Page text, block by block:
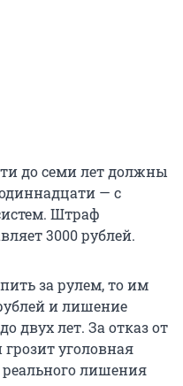
до семи лет должны
— с
Штраф
3000 рублей.
за рулем, то им
и лишение
двух лет. За отказ от
уголовная
реального лишения